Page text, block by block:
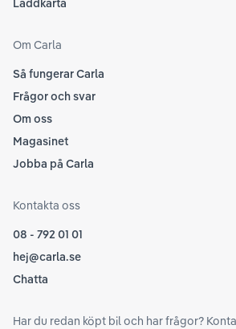
Laddkarta
Om Carla
Så fungerar Carla
Frågor och svar
Om oss
Magasinet
Jobba på Carla
Kontakta oss
08 - 792 01 01
hej@carla.se
Chatta
Har du redan köpt bil och har frågor?